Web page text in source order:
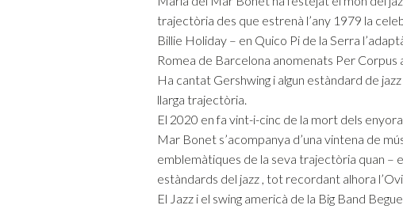
trajectòria des que estrenà l’any 1979 la
Billie Holiday – en Quico Pi de la Serra
Romea de Barcelona anomenats Per Corpus
Ha cantat Gershwing i algun estàndard de
llarga trajectòria.
El 2020 en fa vint-i-cinc de la mort dels
Mar Bonet s’acompanya d’una vintena de
emblemàtiques de la seva trajectòria quan –
estàndards del jazz , tot recordant alhora
El Jazz i el swing americà de la Big Band